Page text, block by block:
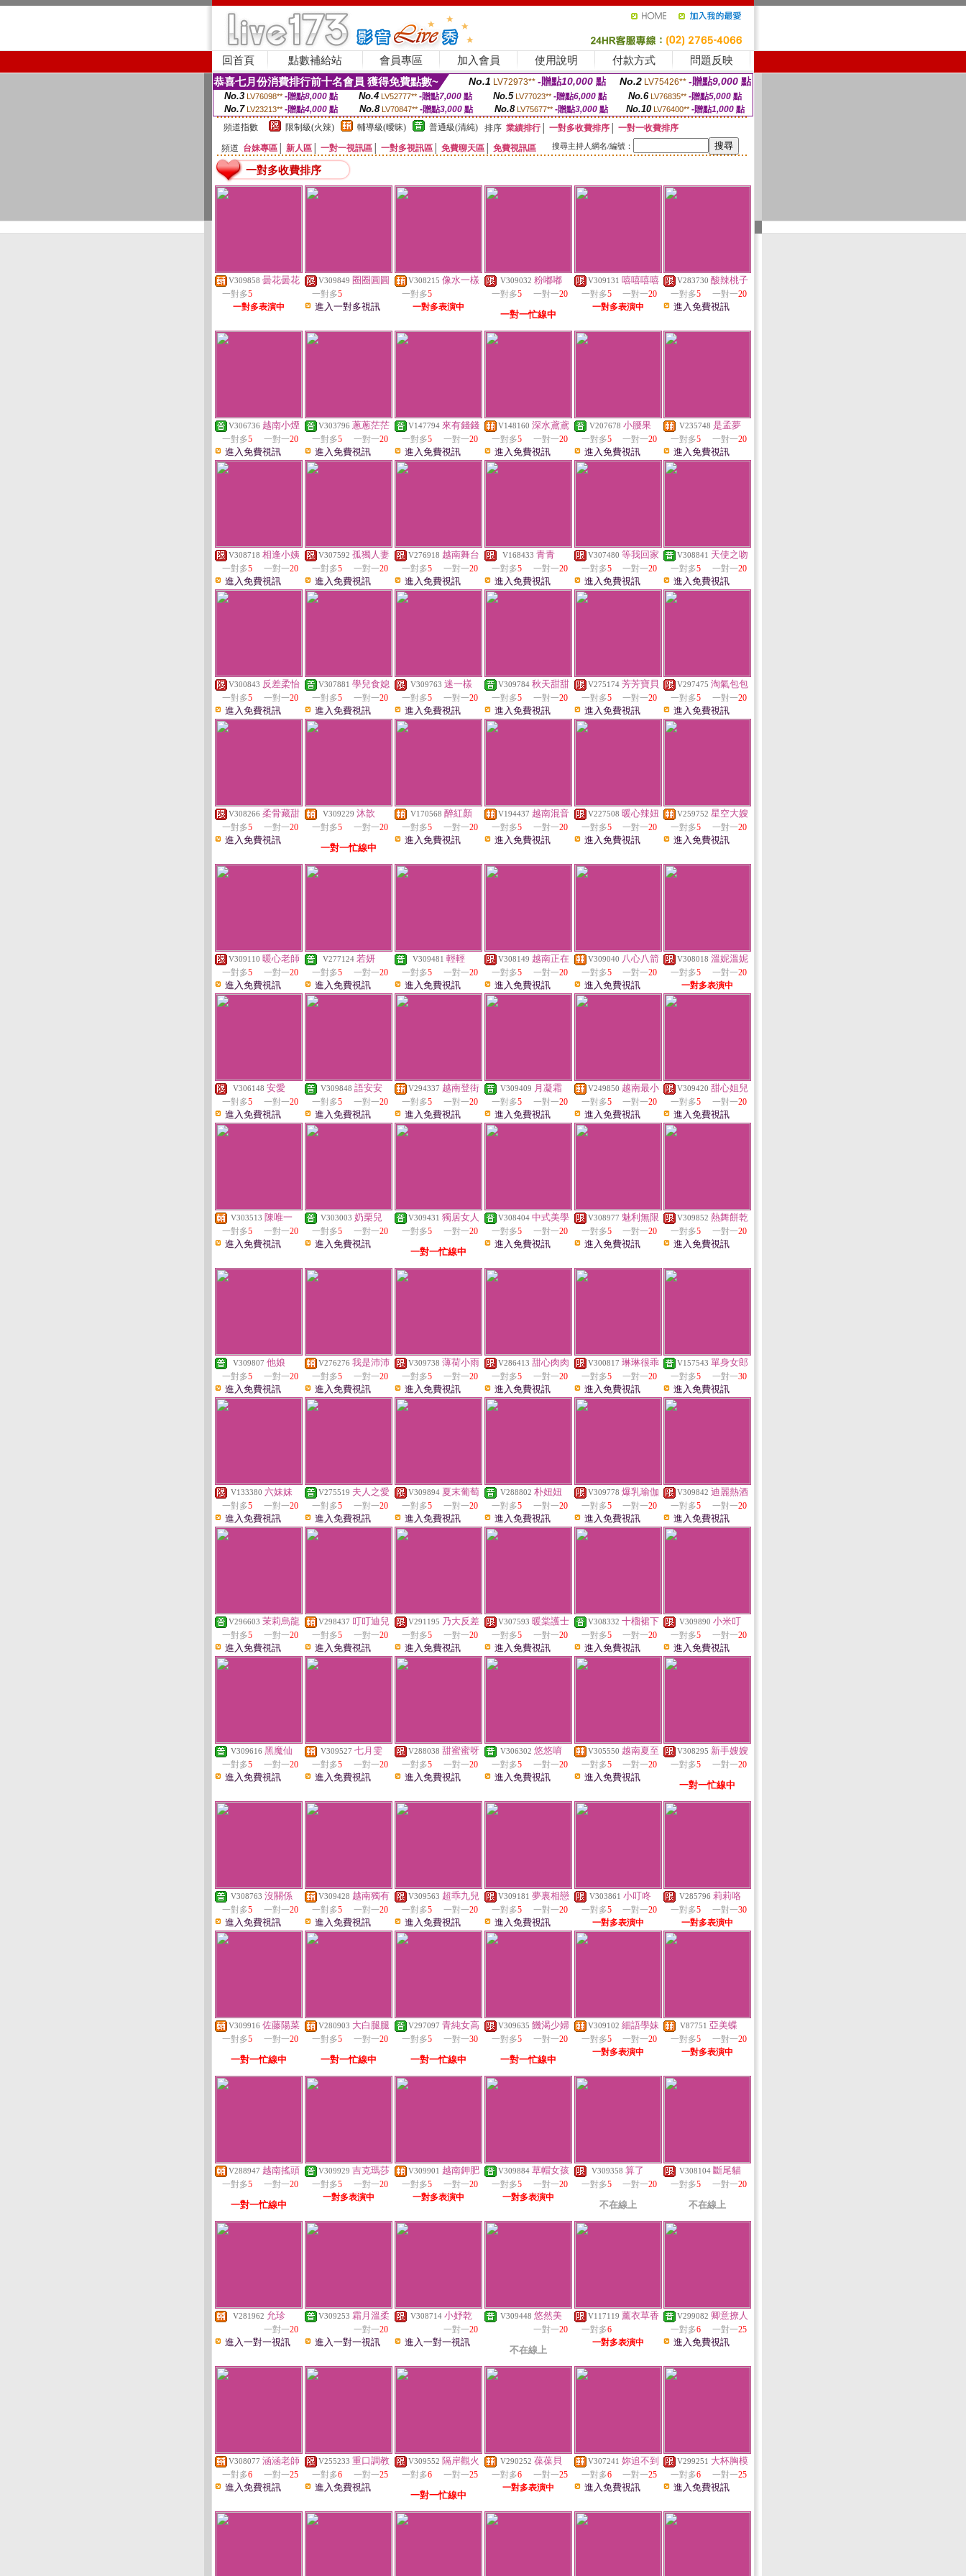
回首頁 點數補給站 會員專區 加入會員 使用說明 付款方式 問題反映
恭喜七月份消費排行前十名會員 獲得免費點數~ No.1 LV72973** -贈點10,000 點 No.2 LV75426** -贈點9,000 點
No.3 LV76098** -贈點8,000點 No.4 LV52777** -贈點7,000點 No.5 LV77023** -贈點6,000點 No.6 LV76835** -贈點5,000點
No.7 LV23213** -贈點4,000 點 No.8 LV70847** -贈點3,000 點 No.8 LV75677** -贈點3,000點 No.10 LV76400** -贈點1,000 點
頻道指數
限制級(火辣) 輔導級(曖昧) 普通級(清純) 排序 業績排行│ 一對多收費排序
一對一收費排序
頻道 台妹專區 新人區 一對一視訊區 一對多視訊區 免費聊天區 免費視訊區 搜尋主持人網名/編號：
一對多收費排序
V309858 曇花曇花
一對多5
一對多表演中
V309849 圈圈圓圓
一對多5
進入一對多視訊
V308215 像水一樣
一對多5
一對多表演中
V309032 粉嘟嘟
一對多5 一對一20
一對一忙線中
V309131 嘻嘻嘻嘻
一對多5 一對一20
一對多表演中
V283730 酸辣桃子
一對多5 一對一20
進入免費視訊
V306736 越南小煙
一對多5 一對一20
進入免費視訊
V303796 蔥蔥茫茫
一對多5 一對一20
進入免費視訊
V147794 來有錢錢
一對多5 一對一20
進入免費視訊
V148160 深水鳶鳶
一對多5 一對一20
進入免費視訊
V207678 小腰果
一對多5 一對一20
進入免費視訊
V235748 是孟夢
一對多5 一對一20
進入免費視訊
V308718 相逢小姨
一對多5 一對一20
進入免費視訊
V307592 孤獨人妻
一對多5 一對一20
進入免費視訊
V276918 越南舞台
一對多5 一對一20
進入免費視訊
V168433 青青
一對多5 一對一20
進入免費視訊
V307480 等我回家
一對多5 一對一20
進入免費視訊
V308841 天使之吻
一對多5 一對一20
進入免費視訊
V300843 反差柔怡
一對多5 一對一20
進入免費視訊
V307881 學兒食媳
一對多5 一對一20
進入免費視訊
V309763 迷一樣
一對多5 一對一20
進入免費視訊
V309784 秋天甜甜
一對多5 一對一20
進入免費視訊
V275174 芳芳寶貝
一對多5 一對一20
進入免費視訊
V297475 淘氣包包
一對多5 一對一20
進入免費視訊
V308266 柔骨藏甜
一對多5 一對一20
進入免費視訊
V309229 沐歆
一對多5 一對一20
一對一忙線中
V170568 醉紅顏
一對多5 一對一20
進入免費視訊
V194437 越南混音
一對多5 一對一20
進入免費視訊
V227508 暖心辣妞
一對多5 一對一20
進入免費視訊
V259752 星空大嫂
一對多5 一對一20
進入免費視訊
V309110 暖心老師
一對多5 一對一20
進入免費視訊
V277124 若妍
一對多5 一對一20
進入免費視訊
V309481 輕輕
一對多5 一對一20
進入免費視訊
V308149 越南正在
一對多5 一對一20
進入免費視訊
V309040 八心八箭
一對多5 一對一20
進入免費視訊
V308018 溫妮溫妮
一對多5 一對一20
一對多表演中
V306148 安愛
一對多5 一對一20
進入免費視訊
V309848 語安安
一對多5 一對一20
進入免費視訊
V294337 越南登街
一對多5 一對一20
進入免費視訊
V309409 月凝霜
一對多5 一對一20
進入免費視訊
V249850 越南最小
一對多5 一對一20
進入免費視訊
V309420 甜心姐兒
一對多5 一對一20
進入免費視訊
V303513 陳唯一
一對多5 一對一20
進入免費視訊
V303003 奶栗兒
一對多5 一對一20
進入免費視訊
V309431 獨居女人
一對多5 一對一20
一對一忙線中
V308404 中式美學
一對多5 一對一20
進入免費視訊
V308977 魅利無限
一對多5 一對一20
進入免費視訊
V309852 熱舞餅乾
一對多5 一對一20
進入免費視訊
V309807 他娘
一對多5 一對一20
進入免費視訊
V276276 我是沛沛
一對多5 一對一20
進入免費視訊
V309738 薄荷小雨
一對多5 一對一20
進入免費視訊
V286413 甜心肉肉
一對多5 一對一20
進入免費視訊
V300817 琳琳很乖
一對多5 一對一20
進入免費視訊
V157543 單身女郎
一對多5 一對一30
進入免費視訊
V133380 六妹妹
一對多5 一對一20
進入免費視訊
V275519 夫人之愛
一對多5 一對一20
進入免費視訊
V309894 夏末葡萄
一對多5 一對一20
進入免費視訊
V288802 朴妞妞
一對多5 一對一20
進入免費視訊
V309778 爆乳瑜伽
一對多5 一對一20
進入免費視訊
V309842 迪麗熱酒
一對多5 一對一20
進入免費視訊
V296603 茉莉烏龍
一對多5 一對一20
進入免費視訊
V298437 叮叮迪兒
一對多5 一對一20
進入免費視訊
V291195 乃大反差
一對多5 一對一20
進入免費視訊
V307593 暖棠護士
一對多5 一對一20
進入免費視訊
V308332 十榴裙下
一對多5 一對一20
進入免費視訊
V309890 小米叮
一對多5 一對一20
進入免費視訊
V309616 黑魔仙
一對多5 一對一20
進入免費視訊
V309527 七月雯
一對多5 一對一20
進入免費視訊
V288038 甜蜜蜜呀
一對多5 一對一20
進入免費視訊
V306302 悠悠唷
一對多5 一對一20
進入免費視訊
V305550 越南夏至
一對多5 一對一20
進入免費視訊
V308295 新手嫂嫂
一對多5 一對一20
一對一忙線中
V308763 沒關係
一對多5 一對一20
進入免費視訊
V309428 越南獨有
一對多5 一對一20
進入免費視訊
V309563 超乖九兒
一對多5 一對一20
進入免費視訊
V309181 夢裏相戀
一對多5 一對一20
進入免費視訊
V303861 小叮咚
一對多5 一對一20
一對多表演中
V285796 莉莉咯
一對多5 一對一30
一對多表演中
V309916 佐藤陽菜
一對多5 一對一20
一對一忙線中
V280903 大白腿腿
一對多5 一對一20
一對一忙線中
V297097 青純女高
一對多5 一對一30
一對一忙線中
V309635 饑渴少婦
一對多5 一對一20
一對一忙線中
V309102 細語學妹
一對多5 一對一20
一對多表演中
V87751 亞美蝶
一對多5 一對一20
一對多表演中
V288947 越南搖頭
一對多5 一對一20
一對一忙線中
V309929 吉克瑪莎
一對多5 一對一20
一對多表演中
V309901 越南鉀肥
一對多5 一對一20
一對多表演中
V309884 草帽女孩
一對多5 一對一20
一對多表演中
V309358 算了
一對多5 一對一20
不在線上
V308104 斷尾貓
一對多5 一對一20
不在線上
V281962 允珍
一對一20
進入一對一視訊
V309253 霜月溫柔
一對一20
進入一對一視訊
V308714 小妤乾
一對一20
進入一對一視訊
V309448 悠然美
一對一20
不在線上
V117119 薰衣草香
一對多6
一對多表演中
V299082 卿意撩人
一對多6 一對一25
進入免費視訊
V308077 涵涵老師
一對多6 一對一25
進入免費視訊
V255233 重口調教
一對多6 一對一25
進入免費視訊
V309552 隔岸觀火
一對多6 一對一25
一對一忙線中
V290252 葆葆貝
一對多6 一對一25
一對多表演中
V307241 妳追不到
一對多6 一對一25
進入免費視訊
V299251 大杯胸模
一對多6 一對一25
進入免費視訊